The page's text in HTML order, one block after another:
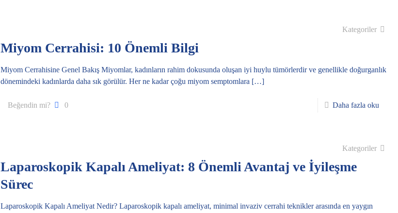
Kategoriler
Miyom Cerrahisi: 10 Önemli Bilgi
Miyom Cerrahisine Genel Bakış Miyomlar, kadınların rahim dokusunda oluşan iyi huylu tümörlerdir ve genellikle doğurganlık
dönemindeki kadınlarda daha sık görülür. Her ne kadar çoğu miyom semptomlara […]
Beğendin mi? 0 Daha fazla oku
Kategoriler
Laparoskopik Kapalı Ameliyat: 8 Önemli Avantaj ve İyileşme
Sürec
Laparoskopik Kapalı Ameliyat Nedir? Laparoskopik kapalı ameliyat, minimal invaziv cerrahi teknikler arasında en yaygın